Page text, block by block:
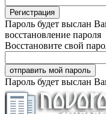
Пароль будет выслан
восстановление пароля
Восстановите свой
Пароль будет выслан